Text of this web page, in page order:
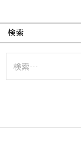
検索
索: